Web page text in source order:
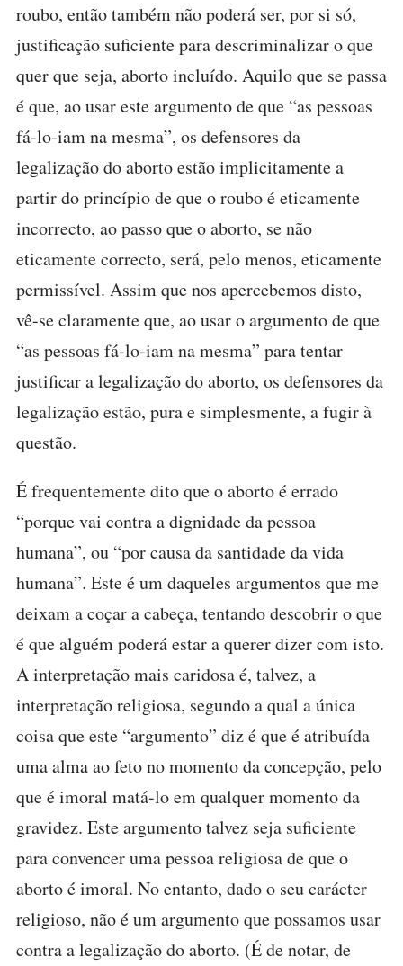
roubo, então também não poderá ser, por si só,
justificação suficiente para descriminalizar o que
quer que seja, aborto incluído. Aquilo que se passa
é que, ao usar este argumento de que “as pessoas
fá-lo-iam na mesma”, os defensores da
legalização do aborto estão implicitamente a
partir do princípio de que o roubo é eticamente
incorrecto, ao passo que o aborto, se não
eticamente correcto, será, pelo menos, eticamente
permissível. Assim que nos apercebemos disto,
vê-se claramente que, ao usar o argumento de que
“as pessoas fá-lo-iam na mesma” para tentar
justificar a legalização do aborto, os defensores da
legalização estão, pura e simplesmente, a fugir à
questão.
É frequentemente dito que o aborto é errado
“porque vai contra a dignidade da pessoa
humana”, ou “por causa da santidade da vida
humana”. Este é um daqueles argumentos que me
deixam a coçar a cabeça, tentando descobrir o que
é que alguém poderá estar a querer dizer com isto.
A interpretação mais caridosa é, talvez, a
interpretação religiosa, segundo a qual a única
coisa que este “argumento” diz é que é atribuída
uma alma ao feto no momento da concepção, pelo
que é imoral matá-lo em qualquer momento da
gravidez. Este argumento talvez seja suficiente
para convencer uma pessoa religiosa de que o
aborto é imoral. No entanto, dado o seu carácter
religioso, não é um argumento que possamos usar
contra a legalização do aborto. (É de notar, de